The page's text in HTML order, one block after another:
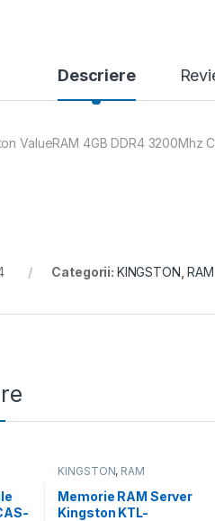
Descriere
ValueRAM 4GB DDR4 3200Mhz
Categorii: KINGSTON,RAM
KINGSTON, RAM
Memorie RAM Server
Kingston KTL-